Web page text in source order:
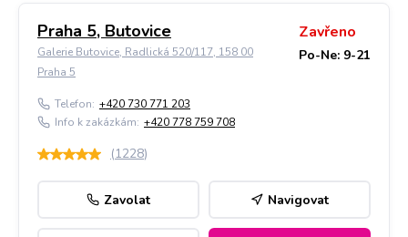
Praha 5, Butovice
Galerie Butovice, Radlická 520/117, 158 00
Praha 5
Zavřeno
Po-Ne: 9-21
Telefon: +420 730 771 203
Info k zakázkám: +420 778 759 708
(1228)
Zavolat Navigovat